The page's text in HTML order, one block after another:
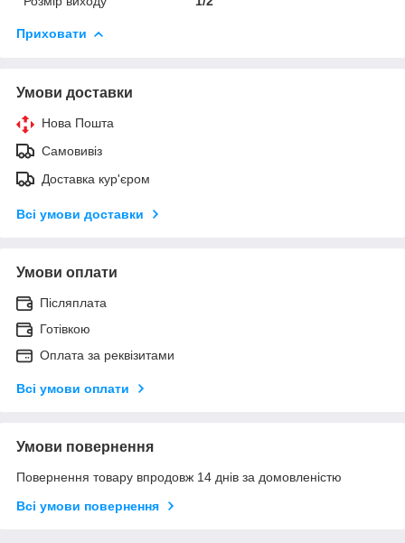
Приховати
Умови доставки
Нова Пошта
Самовивіз
Доставка кур'єром
Всі умови доставки
Умови оплати
Післяплата
Готівкою
Оплата за реквізитами
Всі умови оплати
Умови повернення
Повернення товару впродовж 14 днів за домовленістю
Всі умови повернення